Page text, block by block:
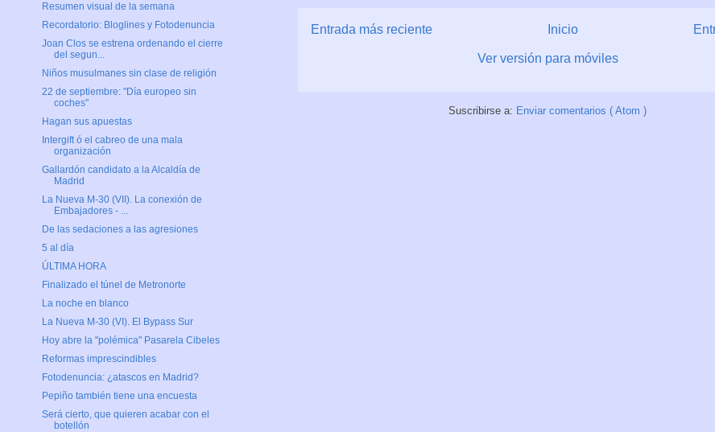
Entrada más reciente Inicio
Ver versión para móviles
Suscribirse a: Enviar comentarios ( Atom )
Resumen visual de la semana
Recordatorio: Bloglines y Fotodenuncia
Joan Clos se estrena ordenando el cierre
del segun...
Niños musulmanes sin clase de religión
22 de septiembre: "Día europeo sin
coches"
Hagan sus apuestas
Intergift ó el cabreo de una mala
organización
Gallardón candidato a la Alcaldía de
Madrid
La Nueva M-30 (VII). La conexión de
Embajadores - ...
De las sedaciones a las agresiones
5 al día
ÚLTIMA HORA
Finalizado el túnel de Metronorte
La noche en blanco
La Nueva M-30 (VI). El Bypass Sur
Hoy abre la "polémica" Pasarela Cibeles
Reformas imprescindibles
Fotodenuncia: ¿atascos en Madrid?
Pepiño también tiene una encuesta
Será cierto, que quieren acabar con el
botellón